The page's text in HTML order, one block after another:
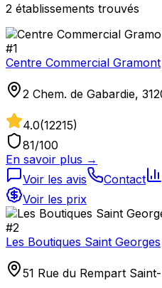
2 établissements trouvés
#1
Centre Commercial Gramont
2 Chem. de Gabardie,
4.0(12215)
81/100
En savoir plus →
Voir les avis
Contact
Voir les prix
#2
Les Boutiques Saint Georges
51 Rue du Rempart